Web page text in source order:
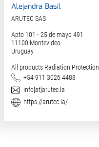
Alejandra Basil
ARUTEC SAS
Apto 101 - 25 de mayo 491
11100 Montevideo
Uruguay
All products Radiation Protection.
Teléfono
+54 911 3026 4488
Correo electrónico
info[at]arutec.la
Web
https://arutec.la/